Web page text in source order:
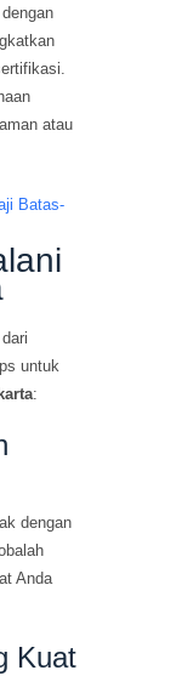
atau
Batas-
untuk
:
dengan
Anda
Kuat